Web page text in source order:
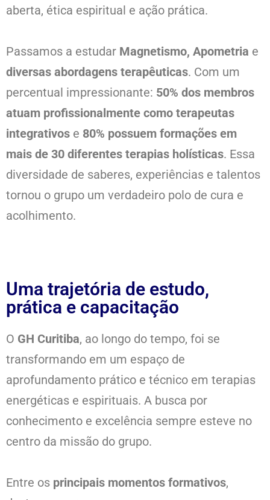
aberta, ética espiritual e ação prática.
Passamos a estudar Magnetismo, Apometria e
diversas abordagens terapêuticas. Com um
percentual impressionante: 50% dos membros
atuam profissionalmente como terapeutas
integrativos e 80% possuem formações em
mais de 30 diferentes terapias holísticas. Essa
diversidade de saberes, experiências e talentos
tornou o grupo um verdadeiro polo de cura e
acolhimento.
Uma trajetória de estudo,
prática e capacitação
O GH Curitiba, ao longo do tempo, foi se
transformando em um espaço de
aprofundamento prático e técnico em terapias
energéticas e espirituais. A busca por
conhecimento e excelência sempre esteve no
centro da missão do grupo.
Entre os principais momentos formativos,